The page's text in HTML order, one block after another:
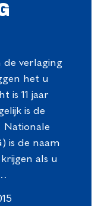
de verlaging
het u
is 11 jaar
is de
Nationale
is de naam
als u